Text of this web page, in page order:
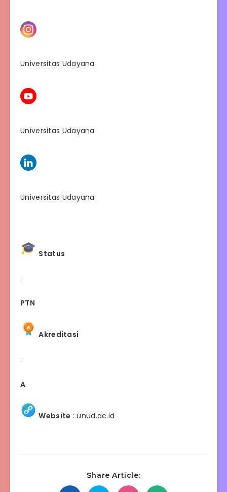
Universitas Udayana
Universitas Udayana
Universitas Udayana
Status
:
PTN
Akreditasi
:
A
Website :unud.ac.id
Share Article: